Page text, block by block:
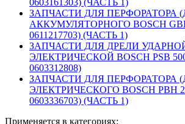
ЗАПЧАСТИ ДЛЯ ПЕРФОРАТОРА
АККУМУЛЯТОРНОГО BOSCH
0611217703) (ЧАСТЬ 1)
ЗАПЧАСТИ ДЛЯ ДРЕЛИ
ЭЛЕКТРИЧЕСКОЙ BOSCH PSB
0603312808)
ЗАПЧАСТИ ДЛЯ ПЕРФОРАТОРА
ЭЛЕКТРИЧЕСКОГО BOSCH PBH
0603336703) (ЧАСТЬ 1)
Применяется в категориях: